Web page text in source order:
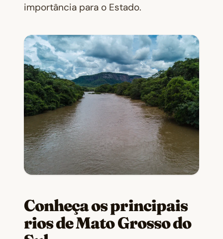
importância para o Estado.
Conheça os principais
rios de Mato Grosso do